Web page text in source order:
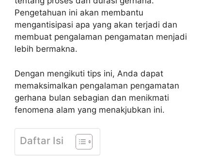
Pengetahuan ini akan membantu
mengantisipasi apa yang akan terjadi dan
membuat pengalaman pengamatan menjadi
lebih bermakna.
Dengan mengikuti tips ini, Anda dapat
memaksimalkan pengalaman pengamatan
gerhana bulan sebagian dan menikmati
fenomena alam yang menakjubkan ini.
Daftar Isi